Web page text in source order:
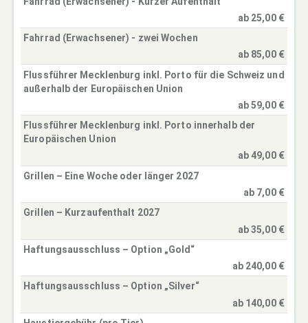
ab 25,00 €
Fahrrad (Erwachsener) - zwei Wochen
ab 85,00 €
Flussführer Mecklenburg inkl. Porto für die Schweiz und
außerhalb der Europäischen Union
ab 59,00 €
Flussführer Mecklenburg inkl. Porto innerhalb der
Europäischen Union
ab 49,00 €
Grillen – Eine Woche oder länger 2027
ab 7,00 €
Grillen – Kurzaufenthalt 2027
ab 35,00 €
Haftungsausschluss – Option „Gold“
ab 240,00 €
Haftungsausschluss – Option „Silver“
ab 140,00 €